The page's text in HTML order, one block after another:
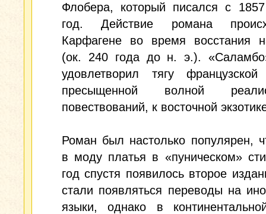
Флобера, который писался с
год. Действие романа
Карфагене во время восстания
(ок. 240 года до н. э.).
удовлетворил тягу французской
пресыщенной волной
повествований, к восточной
Роман был настолько популярен,
в моду платья в «пуническом»
год спустя появилось второе
стали появляться переводы на
языки, однако в